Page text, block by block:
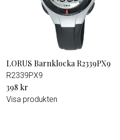
LORUS Barnklocka R2339PX9
R2339PX9
398 kr
Visa produkten